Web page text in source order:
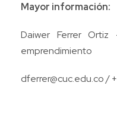
Mayor información:
Daiwer Ferrer
emprendimiento
dferrer@cuc.edu.co/